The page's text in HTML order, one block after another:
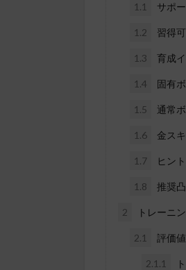
1.1 サポ
1.2 習得
1.3 育成
1.4 固有
1.5 通常
1.6 金ス
1.7 ヒン
1.8 推奨
2 トレーニ
2.1 評価
2.1.1